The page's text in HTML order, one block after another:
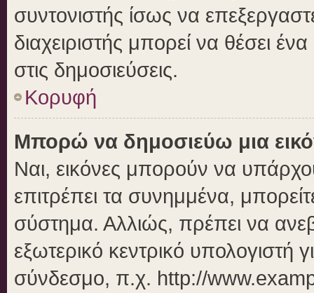
συντονιστής ίσως να
διαχειριστής μπορεί να θέσει
στις δημοσιεύσεις.
Κορυφή
Μπορώ να δημοσιεύω μια
Ναι, εικόνες μπορούν να
επιτρέπει τα συνημμένα,
σύστημα. Αλλιώς, πρέπει να
εξωτερικό κεντρικό υπολογιστή
σύνδεσμο, π.χ. http://